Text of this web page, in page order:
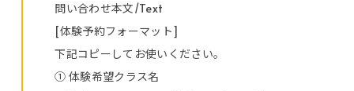
問い合わせ本文/Text
[体験予約フォーマット]
下記コピーしてお使いください。
① 体験希望クラス名